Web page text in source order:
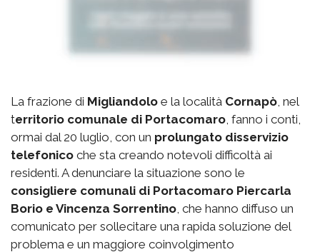
La frazione di Migliandolo e la località Cornapò , nel
territorio comunale di Portacomaro , fanno i conti,
ormai dal 20 luglio, con un prolungato disservizio
telefonico che sta creando notevoli difficoltà ai
residenti. A denunciare la situazione sono le
consigliere comunali di Portacomaro Piercarla
Borio e Vincenza Sorrentino , che hanno diffuso un
comunicato per sollecitare una rapida soluzione del
problema e un maggiore coinvolgimento